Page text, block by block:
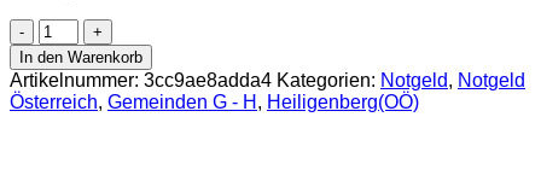
Heiligenberg(OÖ)
-
20
Heller
o.D.,
In den Warenkorb
Artikelnummer: 3cc9ae8adda4 Kategorien: Notgeld, Notgeld
Österreich, Gemeinden G - H , Heiligenberg(OÖ)